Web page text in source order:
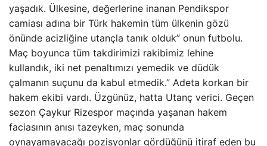
yaşadık. Ülkesine, değerlerine inanan Pendikspor
camiası adına bir Türk hakemin tüm ülkenin gözü
önünde acizliğine utançla tanık olduk” onun futbolu.
Maç boyunca tüm takdirimizi rakibimiz lehine
kullandık, iki net penaltımızı yemedik ve düdük
çalmanın suçunu da kabul etmedik.” Adeta korkan bir
hakem ekibi vardı. Üzgünüz, hatta Utanç verici. Geçen
sezon Çaykur Rizespor maçında yaşanan hakem
faciasının anısı tazeyken, maç sonunda
oynayamayacağı pozisyonlar gördüğünü itiraf eden bu